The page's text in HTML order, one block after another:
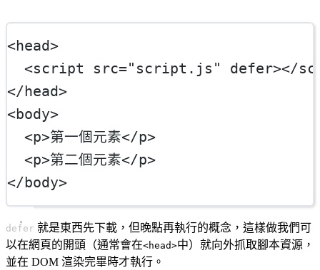
<head>
  <
script src="script.js" defer></
</head>
<body>
  <
p>第一個元素</p>
  <
p>第二個元素</p>
</body>
defer 就是東西先下載，但晚點再執行的概念，這樣做我們可
以在網頁的開頭（通常會在<head>中）就向外抓取腳本資源，
並在 DOM 渲染完畢時才執行。